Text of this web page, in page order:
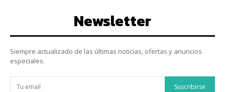
Newsletter
Siempre actualizado de las últimas noticias, ofertas y anuncios
especiales.
Suscribirse